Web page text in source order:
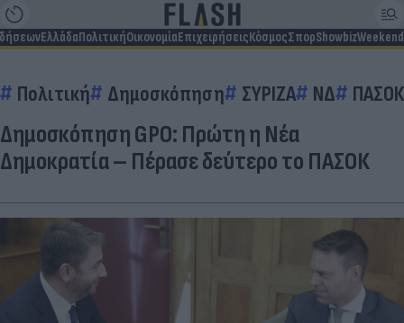
ΕλλάδαΠολιτικήΟικονομίαΕπιχειρήσειςΚόσμοςΣπορShowbizWeekend
Πολιτική Δημοσκόπηση ΣΥΡΙΖΑ ΝΔ ΠΑΣΟΚ
Δημοσκόπηση GPO: Πρώτη η Νέα
Δημοκρατία – Πέρασε δεύτερο το ΠΑΣΟΚ